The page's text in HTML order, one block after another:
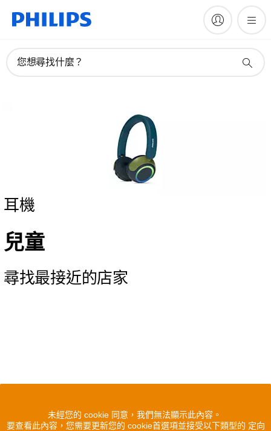
您想尋找什麼？
耳機
兒童
尋找最接近的店家
未經您的 cookie 同意，我們無法顯示此內容。
要查看此內容，您需要更新您的 cookie首選項並接受以下類型的 定向